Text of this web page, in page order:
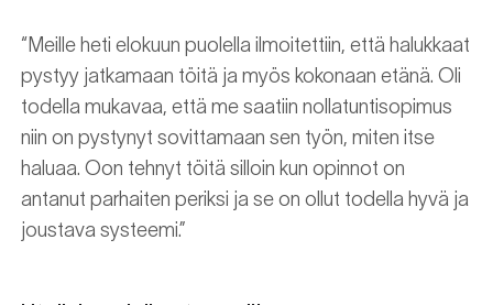
“Meille heti elokuun puolella ilmoitettiin, että halukkaat
pystyy jatkamaan töitä ja myös kokonaan etänä. Oli
todella mukavaa, että me saatiin nollatuntisopimus
niin on pystynyt sovittamaan sen työn, miten itse
haluaa. Oon tehnyt töitä silloin kun opinnot on
antanut parhaiten periksi ja se on ollut todella hyvä ja
joustava systeemi.”